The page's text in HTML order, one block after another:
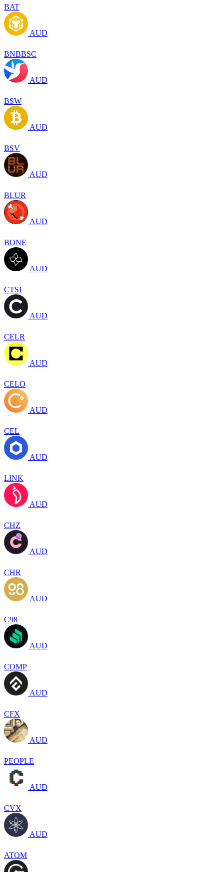
BAT
AUD
BNBBSC
AUD
BSW
AUD
BSV
AUD
BLUR
AUD
BONE
AUD
CTSI
AUD
CELR
AUD
CELO
AUD
CEL
AUD
LINK
AUD
CHZ
AUD
CHR
AUD
C98
AUD
COMP
AUD
CFX
AUD
PEOPLE
AUD
CVX
AUD
ATOM